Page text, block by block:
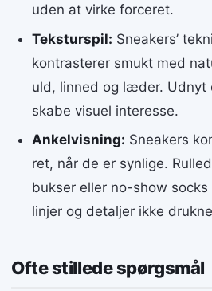
uden at virke forceret.
Teksturspil: Sneakers’
kontrasterer smukt med
uld, linned og læder. Udnyt
skabe visuel interesse.
Ankelvisning: Sneakers
ret, når de er synlige.
bukser eller no-show
linjer og detaljer ikke
Ofte stillede spørgsmål